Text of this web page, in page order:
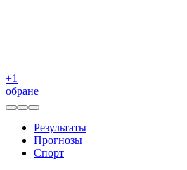
+1
обране
Результаты
Прогнозы
Спорт